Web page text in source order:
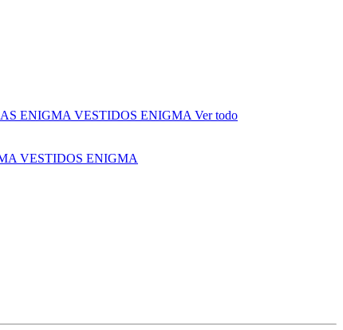
ENIGMA VESTIDOS ENIGMA Ver todo
VESTIDOS ENIGMA